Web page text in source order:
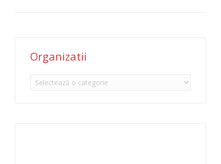
Organizatii
Organizatii